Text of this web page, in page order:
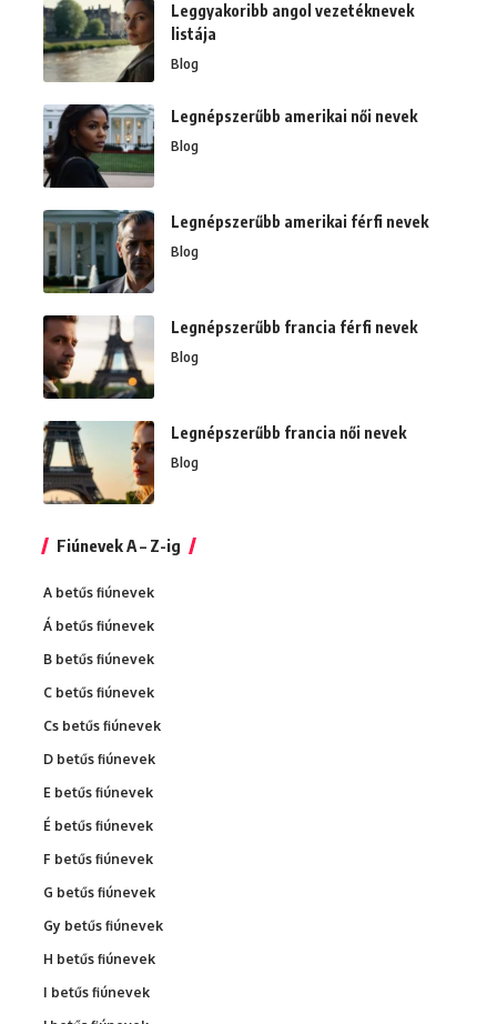
Leggyakoribb angol vezetéknevek
listája
Blog
Legnépszerűbb amerikai női nevek
Blog
Legnépszerűbb amerikai férfi nevek
Blog
Legnépszerűbb francia férfi nevek
Blog
Legnépszerűbb francia női nevek
Blog
Fiúnevek A – Z-ig
A betűs fiúnevek
Á betűs fiúnevek
B betűs fiúnevek
C betűs fiúnevek
Cs betűs fiúnevek
D betűs fiúnevek
E betűs fiúnevek
É betűs fiúnevek
F betűs fiúnevek
G betűs fiúnevek
Gy betűs fiúnevek
H betűs fiúnevek
I betűs fiúnevek